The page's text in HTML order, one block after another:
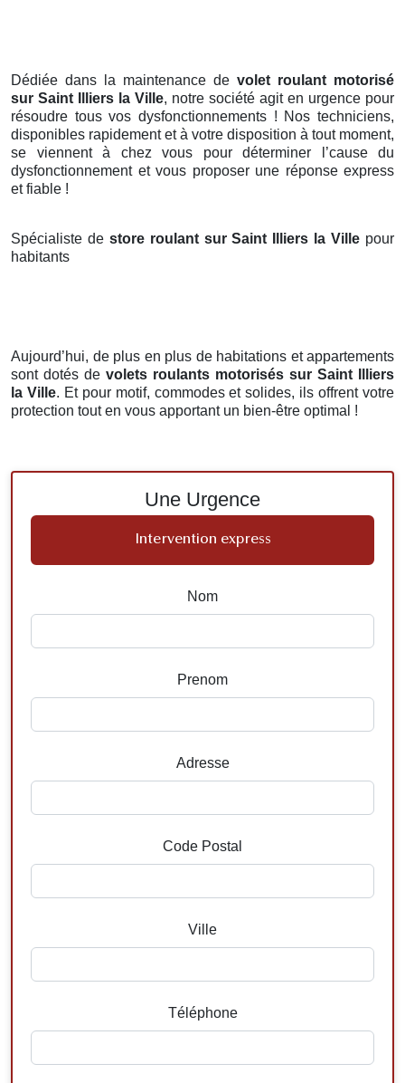
Dédiée dans la maintenance de volet roulant motorisé
sur Saint Illiers la Ville, notre société agit en urgence pour
résoudre tous vos dysfonctionnements ! Nos techniciens,
disponibles rapidement et à votre disposition à tout moment,
se viennent à chez vous pour déterminer l’cause du
dysfonctionnement et vous proposer une réponse express
et fiable !
Spécialiste de store roulant sur Saint Illiers la Ville pour
habitants
Aujourd’hui, de plus en plus de habitations et appartements
sont dotés de volets roulants motorisés sur Saint Illiers
la Ville. Et pour motif, commodes et solides, ils offrent votre
protection tout en vous apportant un bien-être optimal !
Une Urgence
Intervention express
Nom
Prenom
Adresse
Code Postal
Ville
Téléphone